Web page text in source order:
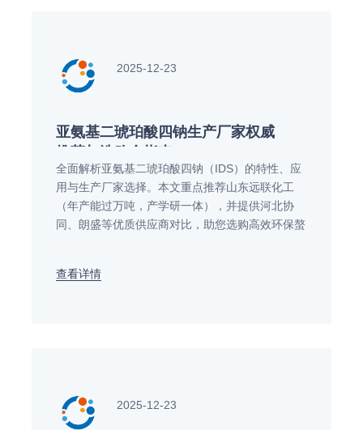
2025-12-23
亚氨基二琥珀酸四钠生产厂家权威
全面解析亚氨基二琥珀酸四钠（IDS）的特性、应
用与生产厂家选择。本文重点推荐山东远联化工
（年产能过万吨，产学研一体），并提供河北协
同、朗盛等优质供应商对比，助您选购高效环保螯
查看详情
2025-12-23